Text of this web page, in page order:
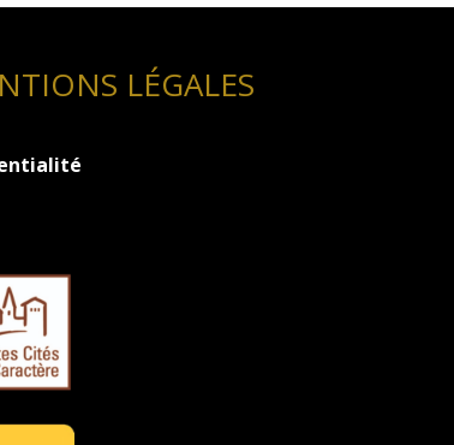
LÉGALES